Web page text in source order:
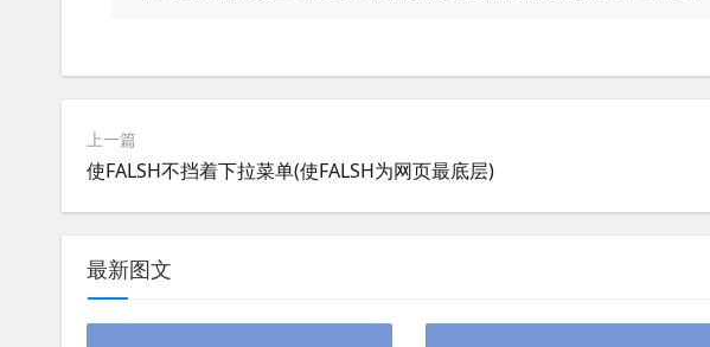
上一篇
使FALSH不挡着下拉菜单(使FALSH为网页最底层)
最新图文